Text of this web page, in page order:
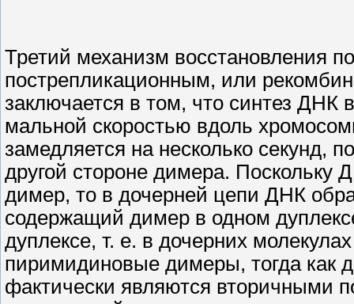
Третий механизм восстановления
пострепликационным, или
заключается в том, что синтез ДНК
мальной скоростью вдоль
замедляется на несколько секунд,
другой стороне димера. Поскольку
димер, то в дочерней цепи ДНК
содержащий димер в одном
дуплексе, т. е. в дочерних
пиримидиновые димеры, тогда как
фактически являются вторичными